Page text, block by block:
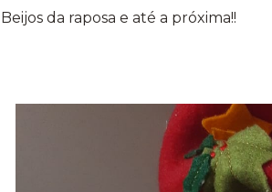
Beijos da raposa e até a próxima!!